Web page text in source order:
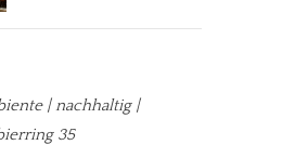
| nachhaltig |
35